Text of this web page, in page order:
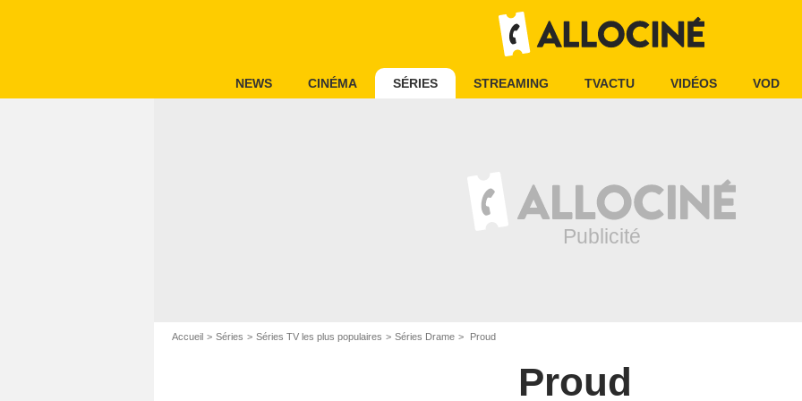
NEWS CINÉMA SÉRIES STREAMING TVACTU VIDÉOS VOD
Accueil Séries Séries TV les plus populaires Séries Drame Proud
Proud